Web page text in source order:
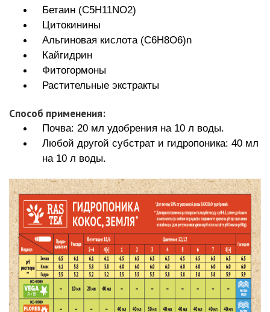
Бетаин (C5H11NO2)
Цитокинины
Альгиновая кислота (C6H8O6)n
Кайгидрин
Фитогормоны
Растительные экстракты
Способ применения:
Почва: 20 мл удобрения на 10 л воды.
Любой другой субстрат и гидропоника: 40 мл
на 10 л воды.